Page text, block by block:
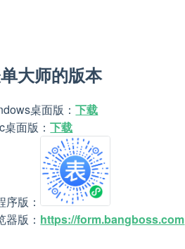
大师的版本
桌面版：下载
桌面版：下载
序版：
器版： https://form.bangboss.com